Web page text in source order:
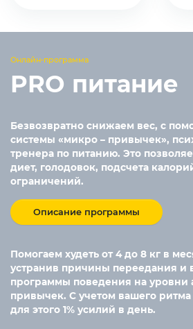
Онлайн-программа
PRO питание
Безвозвратно снижаем вес, с
системы «микро – привычек»,
тренера по питанию. Это
диет, голодовок, подсчета
ограничений.
Описание программы
Помогаем худеть от 4 до 8 кг в
устранив причины переедания и
программы поведения на уровни
привычек. С учетом вашего
для этого 1% усилий в день.